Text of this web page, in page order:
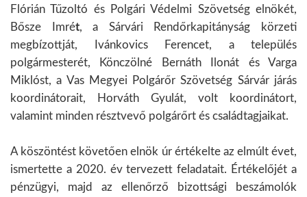
Flórián Tűzoltó és Polgári Védelmi Szövetség elnökét,
Bősze Imrét, a Sárvári Rendőrkapitányság körzeti
megbízottját, Ivánkovics Ferencet, a település
polgármesterét, Könczölné Bernáth Ilonát és Varga
Miklóst, a Vas Megyei Polgárőr Szövetség Sárvár járás
koordinátorait, Horváth Gyulát, volt koordinátort,
valamint minden résztvevő polgárőrt és családtagjaikat.
A köszöntést követően elnök úr értékelte az elmúlt évet,
ismertette a 2020. év tervezett feladatait. Értékelőjét a
pénzügyi, majd az ellenőrző bizottsági beszámolók